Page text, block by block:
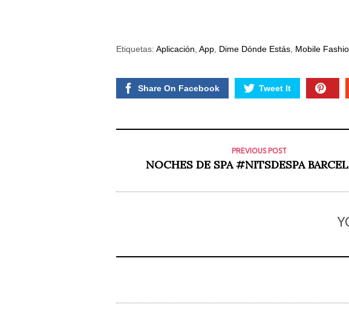
Etiquetas: Aplicación, App, Dime Dónde Estás, Mobile
Share On Facebook Tweet It
PREVIOUS POST
NOCHES DE SPA #NITSDESPA